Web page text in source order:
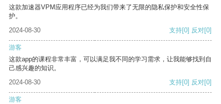
这款加速器VPM应用程序已经为我们带来了无限的隐私保护和安全性保
护。
2024-08-30
支持[0] 反对[0]
游客
这款app的课程非常丰富，可以满足我不同的学习需求，让我能够找到自
己感兴趣的知识。
2024-08-30
支持[0] 反对[0]
游客